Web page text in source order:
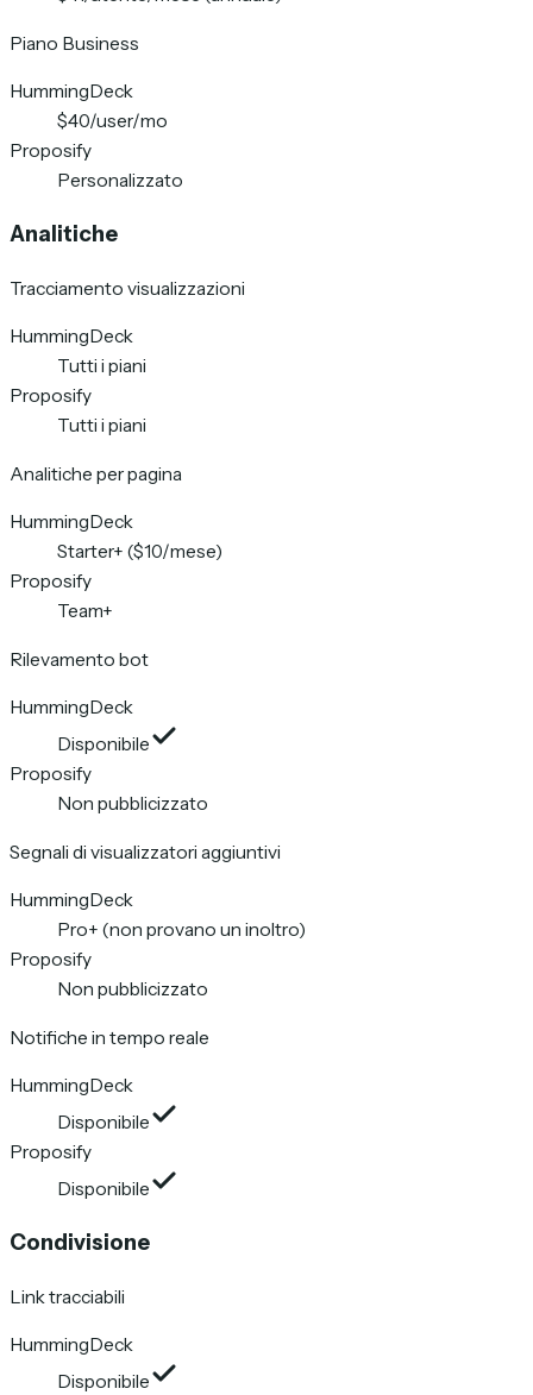
Piano Business
HummingDeck
$40/user/mo
Proposify
Personalizzato
Analitiche
Tracciamento visualizzazioni
HummingDeck
Tutti i piani
Proposify
Tutti i piani
Analitiche per pagina
HummingDeck
Starter+ ($10/mese)
Proposify
Team+
Rilevamento bot
HummingDeck
Disponibile
Proposify
Non pubblicizzato
Segnali di visualizzatori aggiuntivi
HummingDeck
Pro+ (non provano un inoltro)
Proposify
Non pubblicizzato
Notifiche in tempo reale
HummingDeck
Disponibile
Proposify
Disponibile
Condivisione
Link tracciabili
HummingDeck
Disponibile